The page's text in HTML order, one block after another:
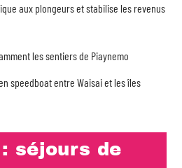
aux plongeurs et stabilise les revenus
les sentiers de Piaynemo
speedboat entre Waisai et les îles
séjours de